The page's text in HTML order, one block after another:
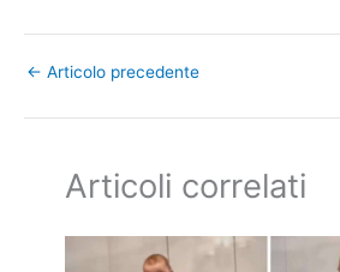
← Articolo precedente
Articoli correlati